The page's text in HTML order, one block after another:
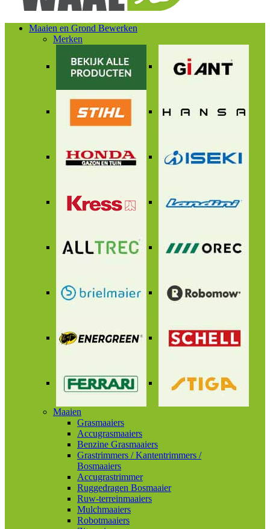
Maaien en Grond Bewerken
Merken
Maaien
Grasmaaiers
Accugrasmaaiers
Benzine Grasmaaiers
Grastrimmers / Kantentrimmers /
Bosmaaiers
Accugrastrimmer
Ruggedragen Bosmaaier
Ruw-terreinmaaiers
Mulchmaaiers
Robotmaaiers